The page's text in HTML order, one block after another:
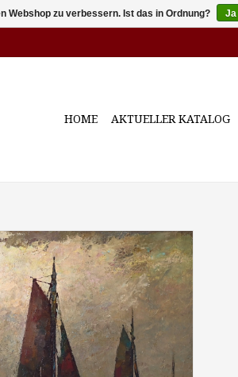
HOME AKTUELLER KATALOG
Webshop zu verbessern. Ist das in Ordnung? Ja